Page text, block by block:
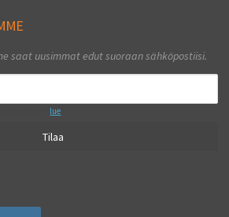
saat uusimmat edut suoraan sähköpostiisi.
lue
Tilaa